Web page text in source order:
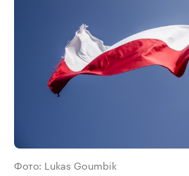
Фото: Lukas Goumbik